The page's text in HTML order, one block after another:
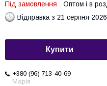
Під замовлення Оптом і в
Відправка з 21 серпня 2026
Купити
+380 (96) 713-40-69
Марія